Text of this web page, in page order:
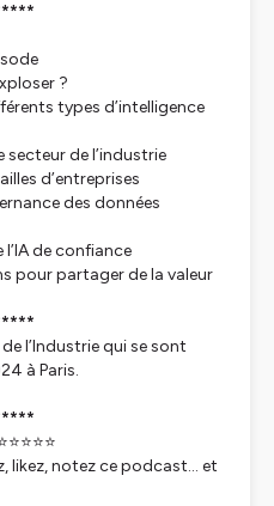
?
types d’intelligence
secteur de l’industrie
d’entreprises
des données
l’IA de confiance
pour partager de la valeur
l’Industrie qui se sont
à Paris.
likez, notez ce podcast… et